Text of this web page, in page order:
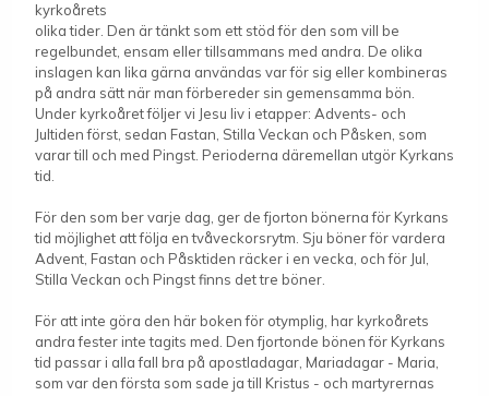
kyrkoårets
olika tider. Den är tänkt som ett stöd för den som vill be
regelbundet, ensam eller tillsammans med andra. De olika
inslagen kan lika gärna användas var för sig eller kombineras
på andra sätt när man förbereder sin gemensamma bön.
Under kyrkoåret följer vi Jesu liv i etapper: Advents- och
Jultiden först, sedan Fastan, Stilla Veckan och Påsken, som
varar till och med Pingst. Perioderna däremellan utgör Kyrkans
tid.
För den som ber varje dag, ger de fjorton bönerna för Kyrkans
tid möjlighet att följa en tvåveckorsrytm. Sju böner för vardera
Advent, Fastan och Påsktiden räcker i en vecka, och för Jul,
Stilla Veckan och Pingst finns det tre böner.
För att inte göra den här boken för otymplig, har kyrkoårets
andra fester inte tagits med. Den fjortonde bönen för Kyrkans
tid passar i alla fall bra på apostladagar, Mariadagar - Maria,
som var den första som sade ja till Kristus - och martyrernas